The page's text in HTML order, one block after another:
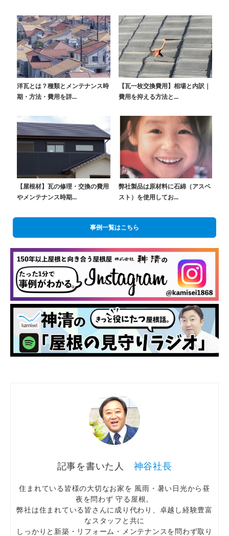
洋瓦とは？種類とメンテナンス時
期・方法・費用を詳...
【瓦一枚交換費用】相場と内訳｜
費用を抑える方法と...
【屋根材】瓦の修理・交換の費用
やメンテナンス時期...
弊社製品は原材料に石綿（アスベ
スト）を使用してお...
事例一覧はこちら
神谷社長
住まれている皆様の大切なお家を 風雨・暑い日光から昼
夜を問わず 守る屋根。
弊社は住まれている皆さんに成り代わり、卓越し経験豊富
なスタッフと共に
しっかりと新築・リフォーム・メンテナンスを問わず取り